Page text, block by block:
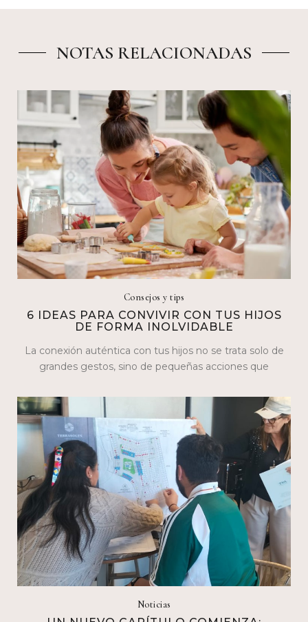
NOTAS RELACIONADAS
Consejos y tips
6 IDEAS PARA CONVIVIR CON TUS HIJOS
DE FORMA INOLVIDABLE
La conexión auténtica con tus hijos no se trata solo de
grandes gestos, sino de pequeñas acciones que
Noticias